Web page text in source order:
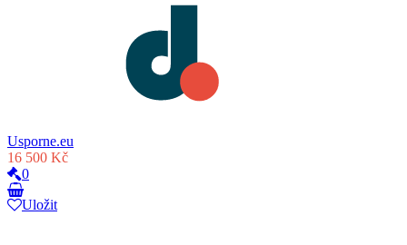
Usporne.eu
16 500 Kč
0
Uložit